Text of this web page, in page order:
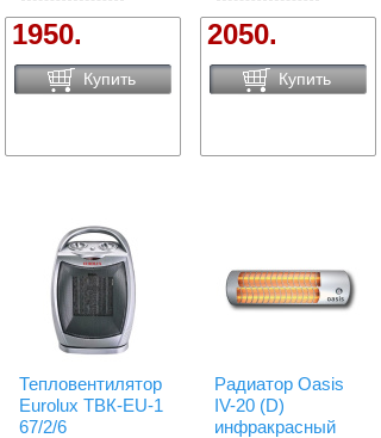
1950.
Купить
2050.
Купить
Тепловентилятор
Eurolux ТВК-EU-1
67/2/6
Радиатор Oasis
IV-20 (D)
инфракрасный